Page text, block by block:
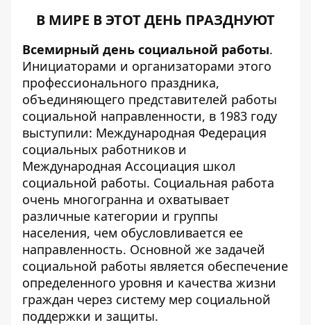
В МИРЕ В ЭТОТ ДЕНЬ ПРАЗДНУЮТ
Всемирный день социальной работы.
Инициаторами и организаторами этого
профессионального праздника,
объединяющего представителей работы
социальной направленности, в 1983 году
выступили: Международная Федерация
социальных работников и
Международная Ассоциация школ
социальной работы. Социальная работа
очень многогранна и охватывает
различные категории и группы
населения, чем обусловливается ее
направленность. Основной же задачей
социальной работы является обеспечение
определенного уровня и качества жизни
граждан через систему мер социальной
поддержки и защиты.